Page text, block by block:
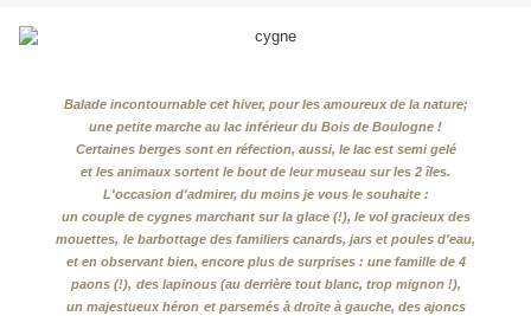
Balade incontournable cet hiver, pour les amoureux de la nature;
une petite marche au lac inférieur du Bois de Boulogne !
Certaines berges sont en réfection, aussi, le lac est semi gelé
et les animaux sortent le bout de leur museau sur les 2 îles.
L'occasion d'admirer, du moins je vous le souhaite :
un couple de cygnes marchant sur la glace (!), le vol gracieux des
mouettes, le barbottage des familiers canards, jars et poules d'eau,
et en observant bien, encore plus de surprises : une famille de 4
paons (!), des lapinous (au derrière tout blanc, trop mignon !),
un majestueux héron et parsemés à droite à gauche, des ajoncs